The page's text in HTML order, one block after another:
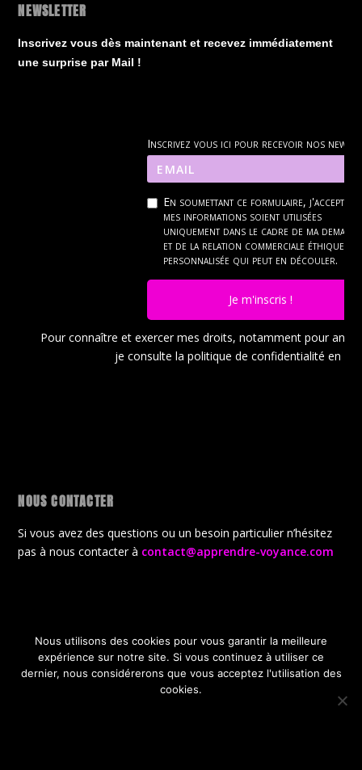
NEWSLETTER
Inscrivez vous dès maintenant et recevez immédiatement
une surprise par Mail !
Inscrivez vous ici pour recevoir nos news
En soumettant ce formulaire, j'accepte
mes informations soient utilisées
uniquement dans le cadre de ma
et de la relation commerciale éthique et
personnalisée qui peut en découler.
Je m'inscris !
Pour connaître et exercer mes droits, notamment pour
je consulte la politique de confidentialité en
NOUS CONTACTER
Si vous avez des questions ou un besoin particulier n’hésitez
pas à nous contacter à contact@apprendre-voyance.com
Conçu parElegant Themes| Propulsé par WordPress
CGV
Politique de confidentialité
Politique de gestion des cookies
Nous utilisons des cookies pour vous garantir la meilleure
expérience sur notre site. Si vous continuez à utiliser ce
dernier, nous considérerons que vous acceptez l'utilisation des
cookies.